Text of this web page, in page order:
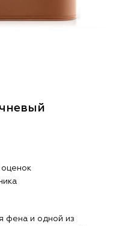
оценок
фена и одной из